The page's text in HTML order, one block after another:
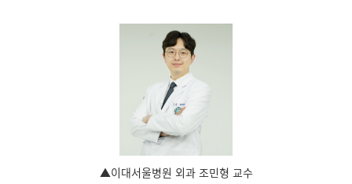
▲이대서울병원 외과 조민형 교수